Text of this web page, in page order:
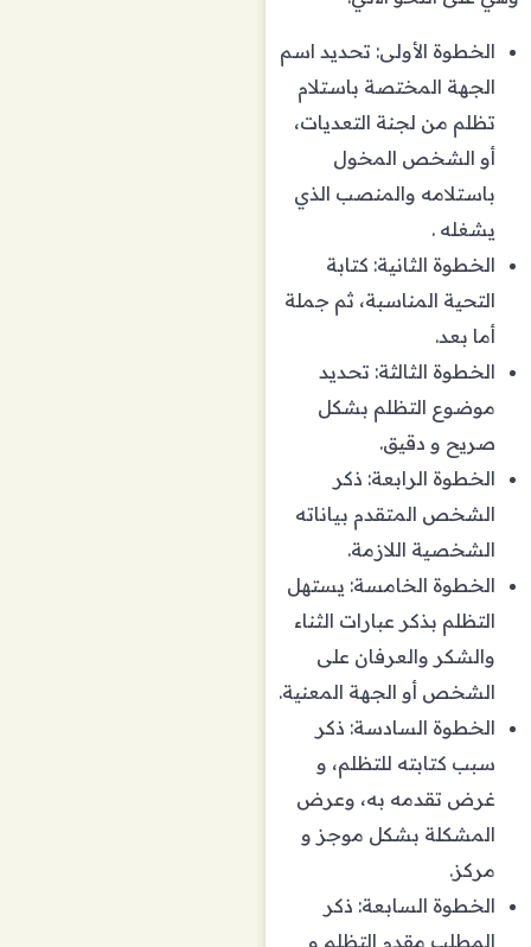
الخطوة الأولى: تحديد اسم
الجهة المختصة باستلام
تظلم من لجنة التعديات،
أو الشخص المخول
باستلامه والمنصب الذي
يشغله .
الخطوة الثانية: كتابة
التحية المناسبة، ثم جملة
أما بعد.
الخطوة الثالثة: تحديد
موضوع التظلم بشكل
صريح و دقيق.
الخطوة الرابعة: ذكر
الشخص المتقدم بياناته
الشخصية اللازمة.
الخطوة الخامسة: يستهل
التظلم بذكر عبارات الثناء
والشكر والعرفان على
الشخص أو الجهة المعنية.
الخطوة السادسة: ذكر
سبب كتابته للتظلم، و
غرض تقدمه به، وعرض
المشكلة بشكل موجز و
مركز.
الخطوة السابعة: ذكر
المطلب مقدم التظلم و